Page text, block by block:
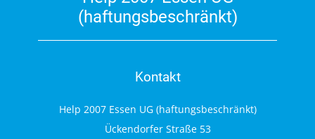
(haftungsbeschränkt)
Kontakt
Help 2007 Essen UG (haftungsbeschränkt)
Ückendorfer Straße 53